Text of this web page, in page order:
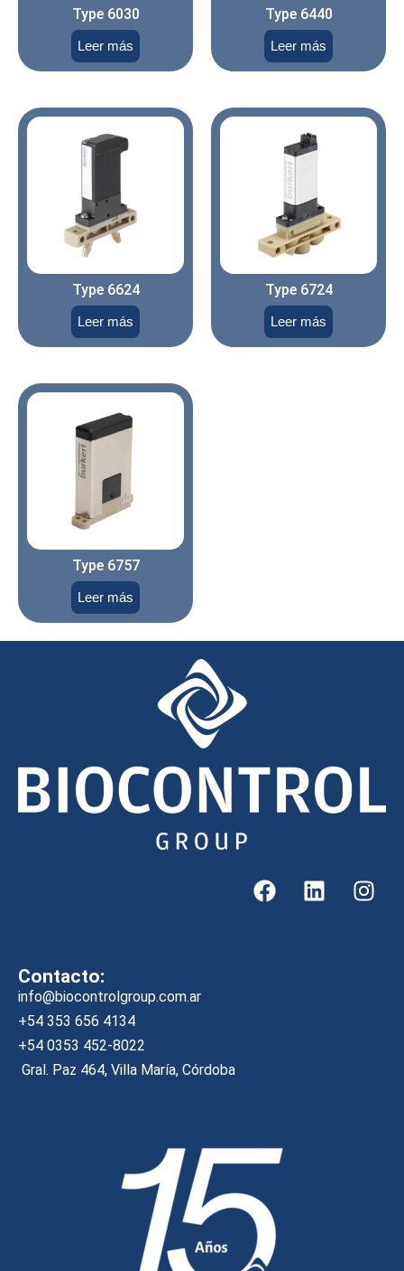
Type 6030
Leer más
Type 6440
Leer más
Type 6624
Leer más
Type 6724
Leer más
Type 6757
Leer más
Contacto:
info@biocontrolgroup.com.ar
+54 353 656 4134
+54 0353 452-8022
Gral. Paz 464, Villa María, Córdoba